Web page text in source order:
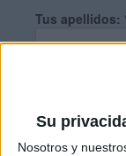
Su
Nosotros y
Tus apellidos:
¿Qué quieres